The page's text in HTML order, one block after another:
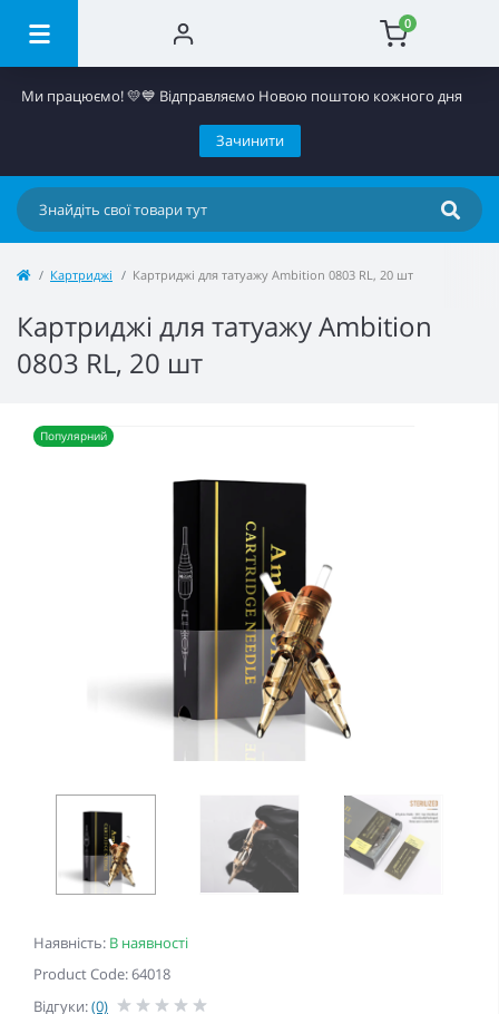
0
Ми працюємо! 💛​💙 Відправляємо Новою поштою кожного дня
Зачинити
Картриджі Картриджі для татуажу Ambition 0803 RL, 20 шт
Картриджі для татуажу Ambition
0803 RL, 20 шт
Наявність: В наявності
Product Code: 64018
Відгуки:(0)
Популярний